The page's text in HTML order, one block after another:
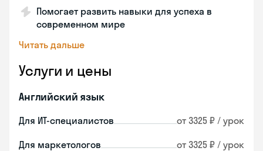
Помогает развить навыки для успеха в
современном мире
Читать дальше
Услуги и цены
Английский язык
Для ИТ-специалистов от 3325 ₽ / урок
Для маркетологов от 3325 ₽ / урок